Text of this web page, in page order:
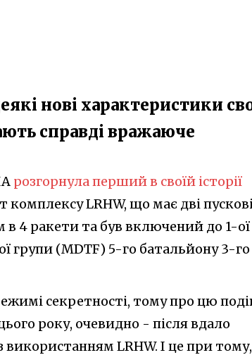
нові характеристики
справді вражаюче
розгорнула перший в своїй історії
комплексу LRHW, що має дві
в 4 ракети та був включений до 1-ої
групи (MDTF) 5-го батальйону 3-го
секретності, тому про цю
року, очевидно - після вдало
LRHW. І це при тому,